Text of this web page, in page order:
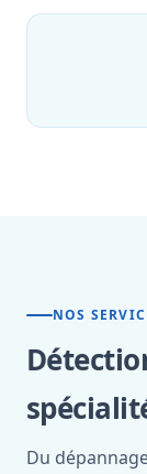
NOS
Du